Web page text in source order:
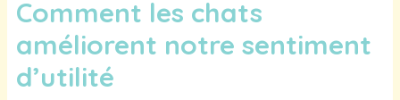
Comment les chats
améliorent notre sentiment
d’utilité